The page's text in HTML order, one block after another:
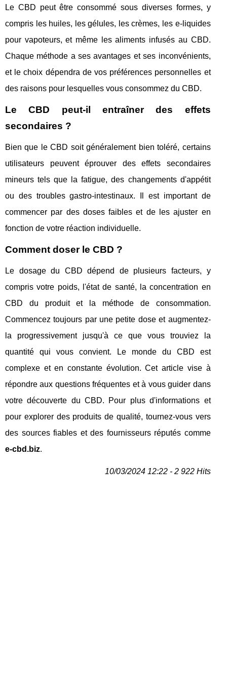
Le CBD peut être consommé sous diverses formes, y
compris les huiles, les gélules, les crèmes, les e-liquides
pour vapoteurs, et même les aliments infusés au CBD.
Chaque méthode a ses avantages et ses inconvénients,
et le choix dépendra de vos préférences personnelles et
des raisons pour lesquelles vous consommez du CBD.
Le CBD peut-il entraîner des effets
secondaires ?
Bien que le CBD soit généralement bien toléré, certains
utilisateurs peuvent éprouver des effets secondaires
mineurs tels que la fatigue, des changements d'appétit
ou des troubles gastro-intestinaux. Il est important de
commencer par des doses faibles et de les ajuster en
fonction de votre réaction individuelle.
Comment doser le CBD ?
Le dosage du CBD dépend de plusieurs facteurs, y
compris votre poids, l'état de santé, la concentration en
CBD du produit et la méthode de consommation.
Commencez toujours par une petite dose et augmentez-
la progressivement jusqu'à ce que vous trouviez la
quantité qui vous convient. Le monde du CBD est
complexe et en constante évolution. Cet article vise à
répondre aux questions fréquentes et à vous guider dans
votre découverte du CBD. Pour plus d'informations et
pour explorer des produits de qualité, tournez-vous vers
des sources fiables et des fournisseurs réputés comme
e-cbd.biz.
10/03/2024 12:22 - 2 922 Hits